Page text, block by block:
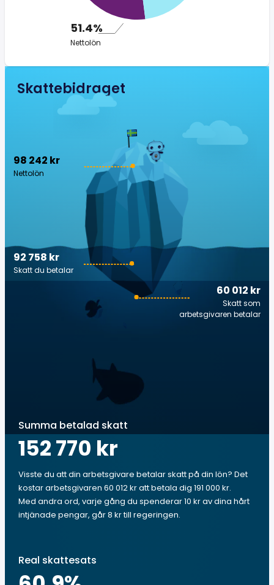
51.4%
Nettolön
Skattebidraget
98 242 kr
Nettolön
60 012 kr
Skatt som
arbetsgivaren betalar
92 758 kr
Skatt du betalar
Summa betalad skatt
152 770 kr
Visste du att din arbetsgivare betalar skatt på din lön? Det
kostar arbetsgivaren 60 012 kr att betala dig 191 000 kr.
Med andra ord, varje gång du spenderar 10 kr av dina hårt
intjänade pengar, går 8 kr till regeringen.
Real skattesats